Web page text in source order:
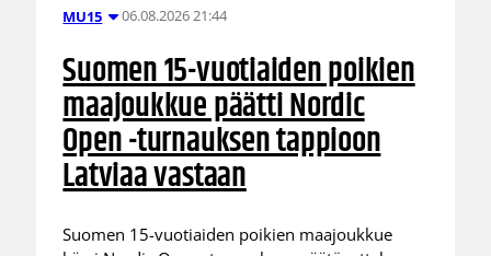
MU15 06.08.2026 21:44
Suomen 15-vuotiaiden poikien
maajoukkue päätti Nordic
Open -turnauksen tappioon
Latviaa vastaan
Suomen 15-vuotiaiden poikien maajoukkue